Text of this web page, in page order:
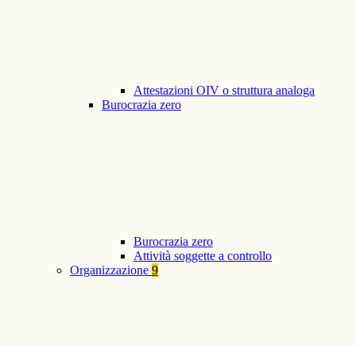
Attestazioni OIV o struttura analoga
Burocrazia zero
Burocrazia zero
Attività soggette a controllo
Organizzazione 9